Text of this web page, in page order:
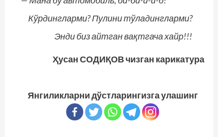
Кўрдингларми? Пулини тўладингларми?
Энди биз айтган вақтгача хайр!!!
Ҳусан СОДИҚОВ чизган карикатура
Янгиликларни дўстларингизга улашинг